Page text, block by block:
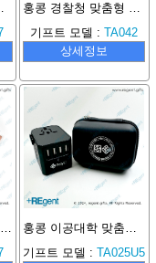
전 패드
홍콩 경찰청 맞춤형 여행용 플러그 어댑터
기프트 모델 :
TA042
상세정보
HKMU 홍콩도시대학교 맞춤형 PU 가죽 수하물 태그
홍콩 이공대학 맞춤형 여행용 플러그
기프트 모델 :
TA025U5